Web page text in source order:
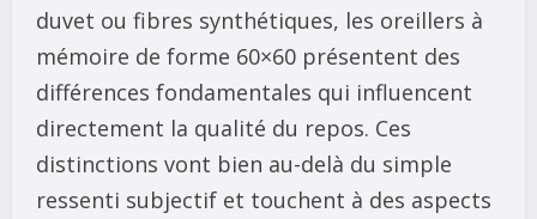
duvet ou fibres synthétiques, les oreillers à
mémoire de forme 60×60 présentent des
différences fondamentales qui influencent
directement la qualité du repos. Ces
distinctions vont bien au-delà du simple
ressenti subjectif et touchent à des aspects